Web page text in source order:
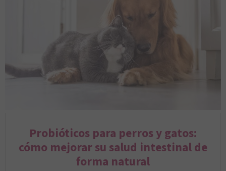
Probióticos para perros y gatos:
cómo mejorar su salud intestinal de
forma natural